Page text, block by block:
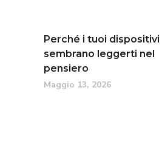
Perché i tuoi dispositivi
sembrano leggerti nel
pensiero
Maggio 13, 2026